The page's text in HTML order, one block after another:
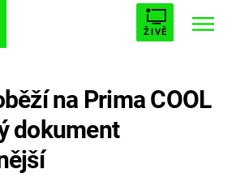
ŽIVĚ
AVENGERS 5
na Prima COOL
dokument